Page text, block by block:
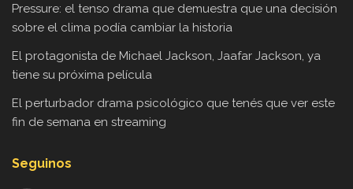
Pressure: el tenso drama que demuestra que una decisión
sobre el clima podía cambiar la historia
El protagonista de Michael Jackson, Jaafar Jackson, ya
tiene su próxima película
El perturbador drama psicológico que tenés que ver este
fin de semana en streaming
Seguinos